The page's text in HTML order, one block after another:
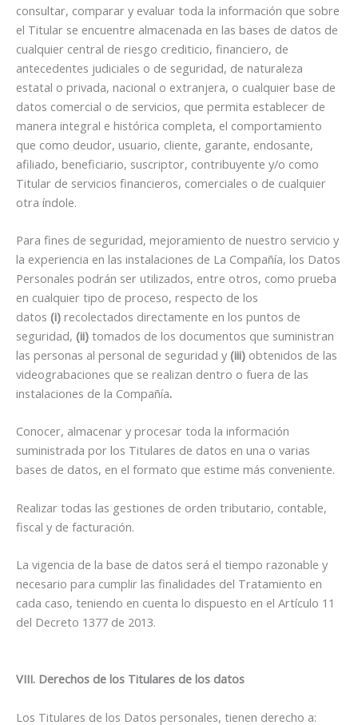
consultar, comparar y evaluar toda la información que sobre
el Titular se encuentre almacenada en las bases de datos de
cualquier central de riesgo crediticio, financiero, de
antecedentes judiciales o de seguridad, de naturaleza
estatal o privada, nacional o extranjera, o cualquier base de
datos comercial o de servicios, que permita establecer de
manera integral e histórica completa, el comportamiento
que como deudor, usuario, cliente, garante, endosante,
afiliado, beneficiario, suscriptor, contribuyente y/o como
Titular de servicios financieros, comerciales o de cualquier
otra índole.
Para fines de seguridad, mejoramiento de nuestro servicio y
la experiencia en las instalaciones de La Compañía, los Datos
Personales podrán ser utilizados, entre otros, como prueba
en cualquier tipo de proceso, respecto de los
datos (i) recolectados directamente en los puntos de
seguridad, (ii) tomados de los documentos que suministran
las personas al personal de seguridad y (iii) obtenidos de las
videograbaciones que se realizan dentro o fuera de las
instalaciones de la Compañía.
Conocer, almacenar y procesar toda la información
suministrada por los Titulares de datos en una o varias
bases de datos, en el formato que estime más conveniente.
Realizar todas las gestiones de orden tributario, contable,
fiscal y de facturación.
La vigencia de la base de datos será el tiempo razonable y
necesario para cumplir las finalidades del Tratamiento en
cada caso, teniendo en cuenta lo dispuesto en el Artículo 11
del Decreto 1377 de 2013.
VIII. Derechos de los Titulares de los datos
Los Titulares de los Datos personales, tienen derecho a: